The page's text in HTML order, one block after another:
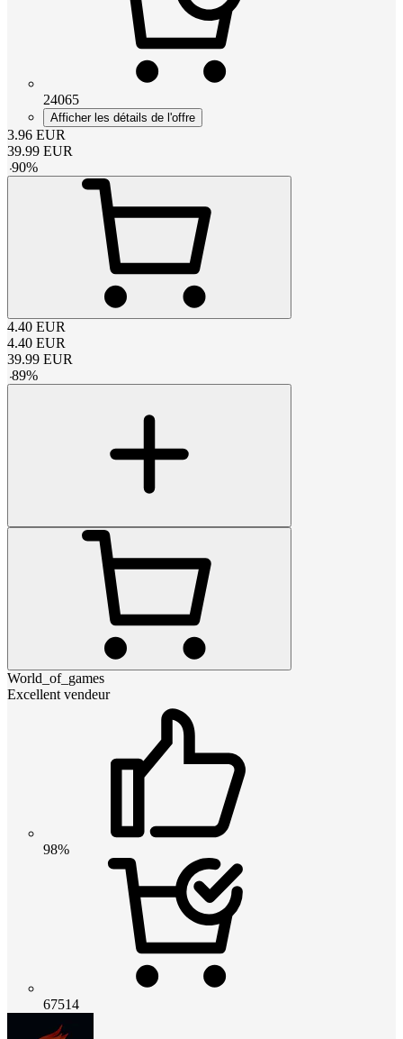
24065
Afficher les détails de l'offre
3.96 EUR
39.99 EUR
-90%
4.40 EUR
4.40 EUR
39.99 EUR
-89%
World_of_games
Excellent vendeur
98%
67514